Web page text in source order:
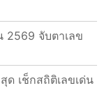
2569 จับตาเลข
เช็กสถิติเลขเด่น